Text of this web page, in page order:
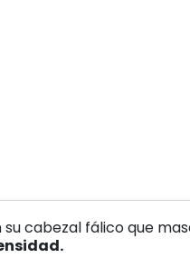
su cabezal fálico que